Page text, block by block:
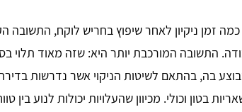
זמן ניקיון לאחר שיפוץ בחריש לוקח, התשובה
התשובה המורכבת יותר היא: שזה מאוד תלוי
בה, בהתאם לשיטות הניקוי אשר נדרשות
בטון וכולי. מכיוון שהעלויות יכולות לנוע בין